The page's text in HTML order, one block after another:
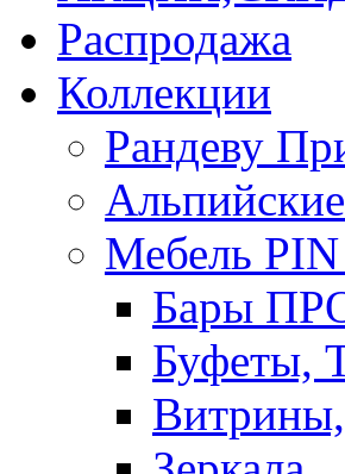
Распродажа
Коллекции
Рандеву
Мебель
Бары
Буфеты,